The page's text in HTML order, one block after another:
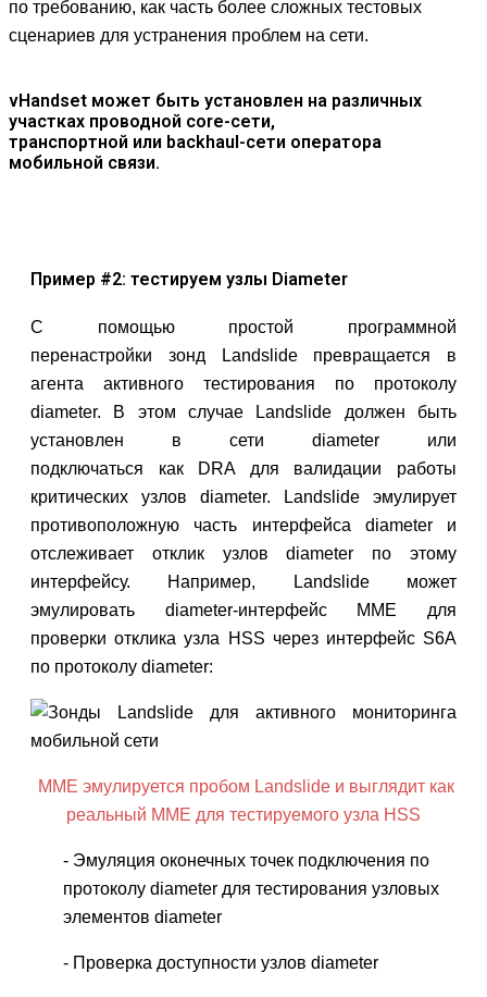
по требованию, как часть более сложных тестовых
сценариев для устранения проблем на сети.
vHandset может быть установлен на различных
участках проводной core-сети,
транспортной или backhaul-сети оператора
мобильной связи.
Пример #2: тестируем узлы Diameter
C помощью простой программной
перенастройки зонд Landslide превращается в
агента активного тестирования по протоколу
diameter. В этом случае Landslide должен быть
установлен в сети diameter или
подключаться как DRA для валидации работы
критических узлов diameter. Landslide эмулирует
противоположную часть интерфейса diameter и
отслеживает отклик узлов diameter по этому
интерфейсу. Например, Landslide может
эмулировать diameter-интерфейс MME для
проверки отклика узла HSS через интерфейс S6A
по протоколу diameter:
MME эмулируется пробом Landslide и выглядит как
реальный MME для тестируемого узла HSS
- Эмуляция оконечных точек подключения по
протоколу diameter для тестирования узловых
элементов diameter
- Проверка доступности узлов diameter